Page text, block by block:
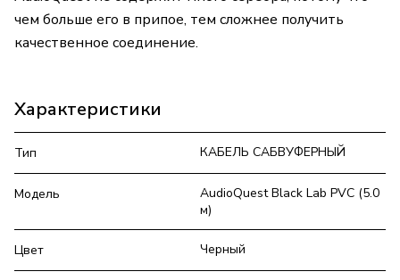
чем больше его в припое, тем сложнее получить
качественное соединение.
Характеристики
Тип КАБЕЛЬ САБВУФЕРНЫЙ
Модель
AudioQuest Black Lab PVC (5.0
м)
Цвет Черный